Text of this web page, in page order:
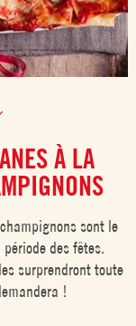
À LA
sont le
des fêtes.
surprendront toute
!